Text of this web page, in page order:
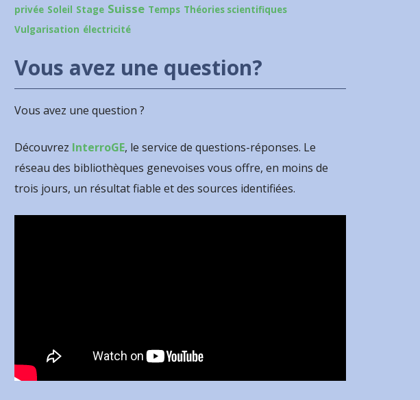
privée Soleil Stage Suisse Temps Théories scientifiques
Vulgarisation électricité
Vous avez une question?
Vous avez une question ?
Découvrez InterroGE, le service de questions-réponses. Le
réseau des bibliothèques genevoises vous offre, en moins de
trois jours, un résultat fiable et des sources identifiées.